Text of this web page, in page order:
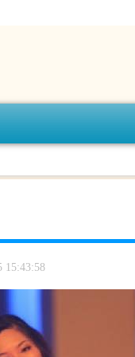
15:43:58